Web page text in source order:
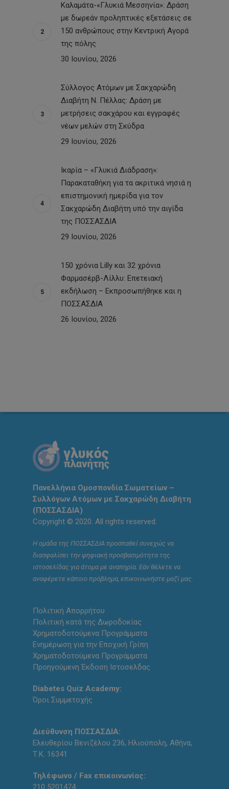
Καλαμάτα-«Γλυκιά Μεσσηνία»: Δράση
με δωρεάν προληπτικές εξετάσεις σε
150 ανθρώπους στην Κεντρική Αγορά
της πόλης
30 Ιουνίου, 2026
Σύλλογος Ατόμων με Σακχαρώδη
Διαβήτη Ν. Πέλλας: Δράση με
μετρήσεις σακχάρου και εγγραφές
νέων μελών στη Σκύδρα
29 Ιουνίου, 2026
Ικαρία – «Γλυκιά Διάδραση»:
Παρακαταθήκη για τα ακριτικά νησιά η
επιστημονική ημερίδα για τον
Σακχαρώδη Διαβήτη υπό την αιγίδα
της ΠΟΣΣΑΣΔΙΑ
29 Ιουνίου, 2026
150 χρόνια Lilly και 32 χρόνια
Φαρμασέρβ-Λίλλυ: Eπετειακή
εκδήλωση – Εκπροσωπήθηκε και η
ΠΟΣΣΑΣΔΙΑ
26 Ιουνίου, 2026
Πανελλήνια Ομοσπονδία Σωματείων –
Συλλόγων Ατόμων με Σακχαρώδη Διαβήτη
(ΠΟΣΣΑΣΔΙΑ)
Copyright © 2020. All rights reserved.
Η ομάδα της ΠΟΣΣΑΣΔΙΑ προσπαθεί συνεχώς να
διασφαλίσει την ψηφιακή προσβασιμότητα της
ιστοσελίδας για άτομα με αναπηρία. Εάν θέλετε να
αναφέρετε κάποιο πρόβλημα, επικοινωνήστε μαζί μας.
Πολιτική Απορρήτου
Πολιτική κατά της Δωροδοκίας
Χρηματοδοτούμενα Προγράμματα
Ενημέρωση για την Εποχική Γρίπη
Χρηματοδοτούμενα Προγράμματα
Προηγούμενη Έκδοση Ιστοσελδας
Diabetes Quiz Academy:
Όροι Συμμετοχής
Διεύθυνση ΠΟΣΣΑΣΔΙΑ:
Ελευθερίου Βενιζέλου 236, Ηλιούπολη, Αθήνα,
Τ.Κ. 16341
Τηλέφωνο / Fax επικοινωνίας:
210 5201474